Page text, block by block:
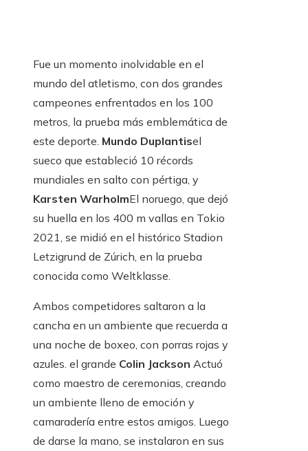
Fue un momento inolvidable en el
mundo del atletismo, con dos grandes
campeones enfrentados en los 100
metros, la prueba más emblemática de
este deporte. Mundo Duplantisel
sueco que estableció 10 récords
mundiales en salto con pértiga, y
Karsten WarholmEl noruego, que dejó
su huella en los 400 m vallas en Tokio
2021, se midió en el histórico Stadion
Letzigrund de Zúrich, en la prueba
conocida como Weltklasse.
Ambos competidores saltaron a la
cancha en un ambiente que recuerda a
una noche de boxeo, con porras rojas y
azules. el grande Colin Jackson Actuó
como maestro de ceremonias, creando
un ambiente lleno de emoción y
camaradería entre estos amigos. Luego
de darse la mano, se instalaron en sus